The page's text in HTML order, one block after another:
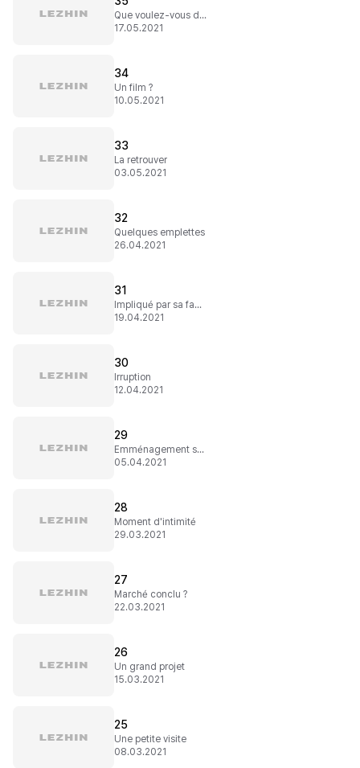
Que voulez-vous de moi ?
17.05.2021
34
Un film ?
10.05.2021
33
La retrouver
03.05.2021
32
Quelques emplettes
26.04.2021
31
Impliqué par sa faute
19.04.2021
30
Irruption
12.04.2021
29
Emménagement surprise
05.04.2021
28
Moment d'intimité
29.03.2021
27
Marché conclu ?
22.03.2021
26
Un grand projet
15.03.2021
25
Une petite visite
08.03.2021